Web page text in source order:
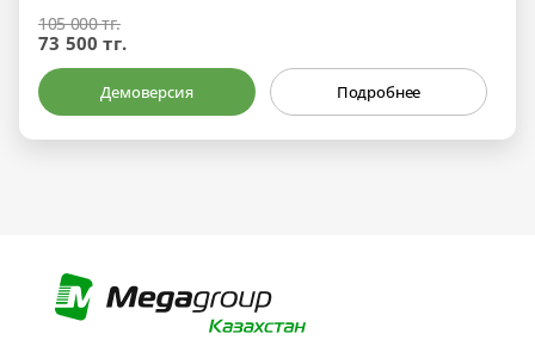
105 000 тг.
73 500 тг.
Демоверсия Подробнее